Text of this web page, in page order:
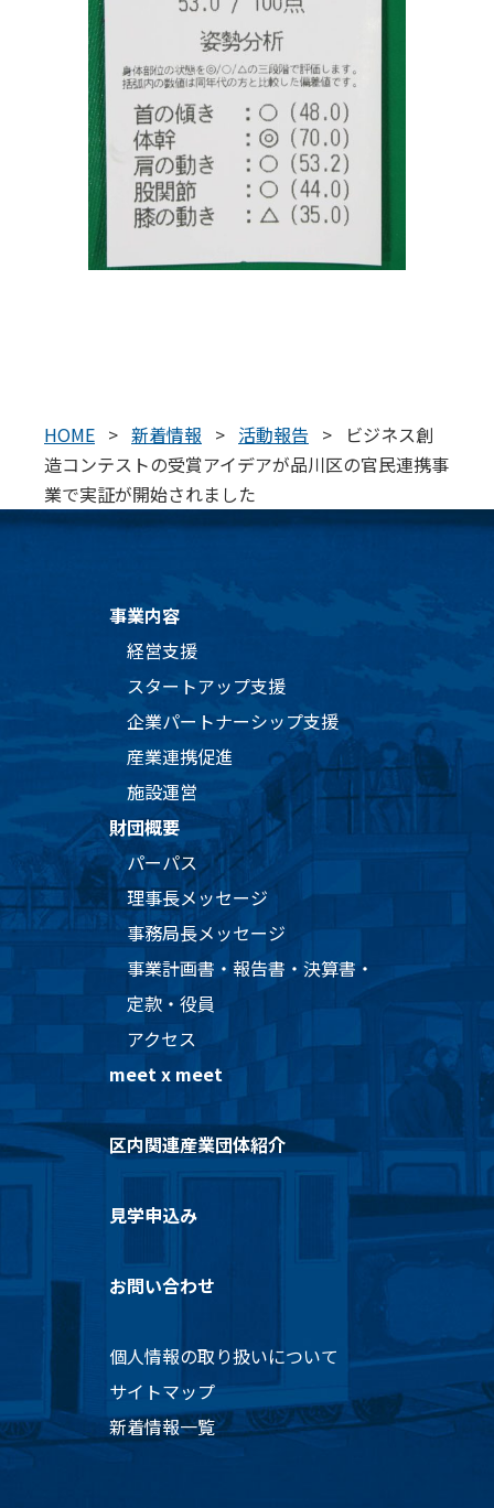
HOME > 新着情報 > 活動報告 >
ビジネス創
造コンテストの受賞アイデアが品川区の官民連携事
業で実証が開始されました
事業内容
経営支援
スタートアップ支援
企業パートナーシップ支援
産業連携促進
施設運営
財団概要
パーパス
理事長メッセージ
事務局長メッセージ
事業計画書・報告書・決算書・
定款・役員
アクセス
meet x meet
区内関連産業団体紹介
見学申込み
お問い合わせ
個人情報の取り扱いについて
サイトマップ
新着情報一覧